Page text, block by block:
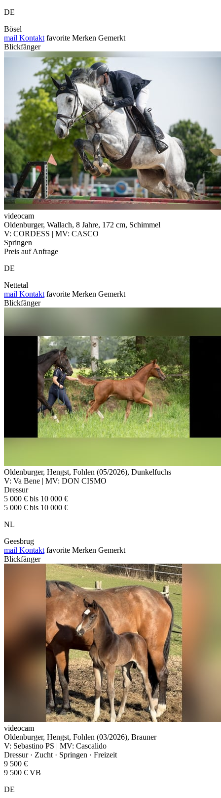
DE
Bösel
mail Kontakt favorite Merken Gemerkt
Blickfänger
videocam
Oldenburger, Wallach, 8 Jahre, 172 cm, Schimmel
V: CORDESS | MV: CASCO
Springen
Preis auf Anfrage
DE
Nettetal
mail Kontakt favorite Merken Gemerkt
Blickfänger
Oldenburger, Hengst, Fohlen (05/2026), Dunkelfuchs
V: Va Bene | MV: DON CISMO
Dressur
5 000 € bis 10 000 €
5 000 € bis 10 000 €
NL
Geesbrug
mail Kontakt favorite Merken Gemerkt
Blickfänger
videocam
Oldenburger, Hengst, Fohlen (03/2026), Brauner
V: Sebastino PS | MV: Cascalido
Dressur · Zucht · Springen · Freizeit
9 500 €
9 500 € VB
DE